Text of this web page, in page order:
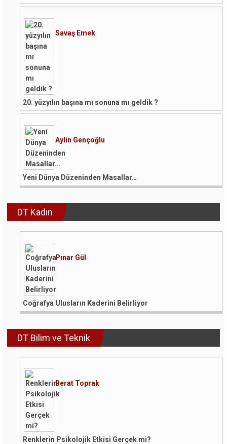
Savaş Emek
20. yüzyılın başına mı sonuna mı geldik ?
Aylin Gençoğlu
Yeni Dünya Düzeninden Masallar…
DT Kadın
Pınar Gül
Coğrafya Ulusların Kaderini Belirliyor
DT Bilim ve Teknik
Berat Toprak
Renklerin Psikolojik Etkisi Gerçek mi?